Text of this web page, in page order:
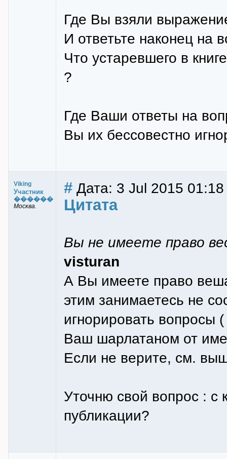
Где Вы взяли
И ответьте наконец на
Что устаревшего в
?
Где Ваши ответы на
Вы их бессовестно
Viking
Участник
������
Москва.
# Дата: 3 Jul 2015
Цитата
Вы не имеете право
visturan
А Вы имеете право
этим занимаетесь не
игнорировать вопросы
Ваш шарлатаном от
Если не верите, см.
Уточню свой вопрос : с
публикации?